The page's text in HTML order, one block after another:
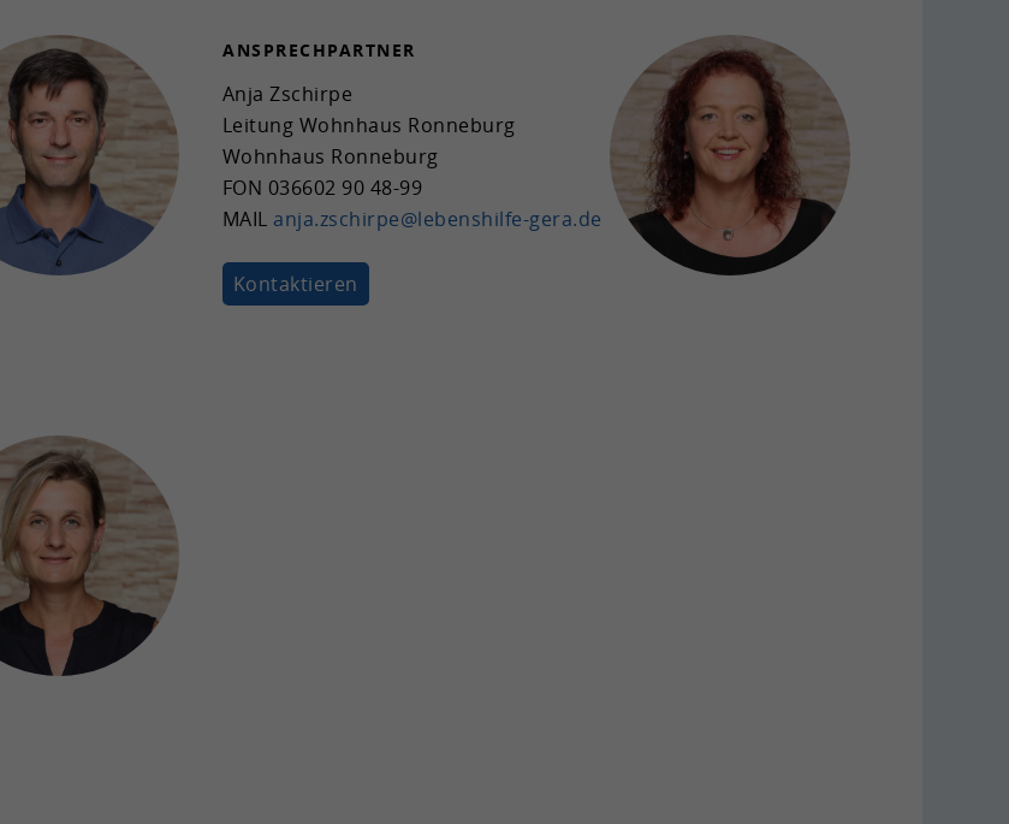
AN­SPRECH­PART­NER
Anja Zschir­pe
Lei­tung Wohn­haus Ron­ne­burg
Wohn­haus Ron­ne­burg
FON 036602 90 48-99
MAIL anja.zschir­pe@lebenshilfe-​gera.de
Kon­tak­tie­ren